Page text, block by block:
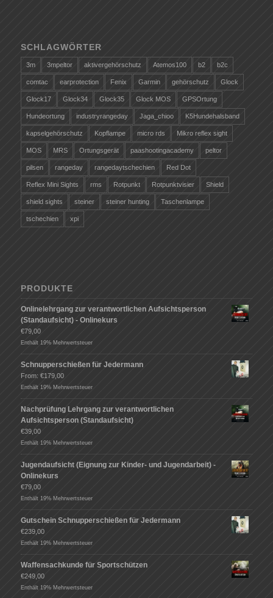
SCHLAGWÖRTER
3m 3mpeltor aktivergehörschutz Atemos100 b2 b2c
comtac earprotection Fenix Garmin gehörschutz Glock
Glock17 Glock34 Glock35 Glock MOS GPSOrtung
Hundeortung industryrangeday Jaga_chioo K5Hundehalsband
kapselgehörschutz Kopflampe micro rds Mikro reflex sight
MOS MRS Ortungsgerät paashootingacademy peltor
pilsen rangeday rangedaytschechien Red Dot
Reflex Mini Sights rms Rotpunkt Rotpunktvisier Shield
shield sights steiner steiner hunting Taschenlampe
tschechien xpi
PRODUKTE
Onlinelehrgang zur verantwortlichen Aufsichtsperson
(Standaufsicht) - Onlinekurs
€79,00
Enthält 19% Mehrwertsteuer
Schnupperschießen für Jedermann
From: €179,00
Enthält 19% Mehrwertsteuer
Nachprüfung Lehrgang zur verantwortlichen
Aufsichtsperson (Standaufsicht)
€39,00
Enthält 19% Mehrwertsteuer
Jugendaufsicht (Eignung zur Kinder- und Jugendarbeit) -
Onlinekurs
€79,00
Enthält 19% Mehrwertsteuer
Gutschein Schnupperschießen für Jedermann
€239,00
Enthält 19% Mehrwertsteuer
Waffensachkunde für Sportschützen
€249,00
Enthält 19% Mehrwertsteuer